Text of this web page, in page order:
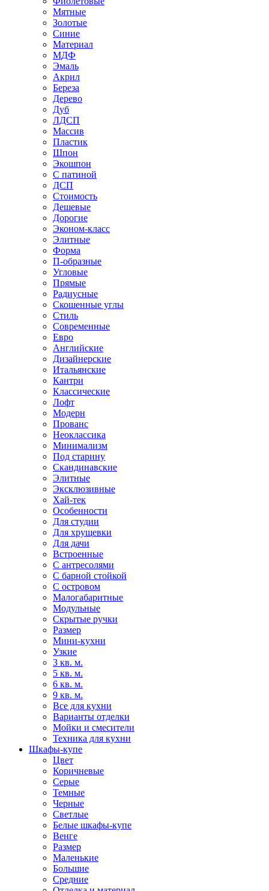
Мятные
Золотые
Синие
Материал
МДФ
Эмаль
Акрил
Береза
Дерево
Дуб
ЛДСП
Массив
Пластик
Шпон
Экошпон
С патиной
ДСП
Стоимость
Дешевые
Дорогие
Эконом-класс
Элитные
Форма
П-образные
Угловые
Прямые
Радиусные
Скошенные углы
Стиль
Современные
Евро
Английские
Дизайнерские
Итальянские
Кантри
Классические
Лофт
Модерн
Прованс
Неоклассика
Минимализм
Под старину
Скандинавские
Элитные
Эксклюзивные
Хай-тек
Особенности
Для студии
Для хрущевки
Для дачи
Встроенные
С антресолями
С барной стойкой
С островом
Малогабаритные
Модульные
Скрытые ручки
Размер
Мини-кухни
Узкие
3 кв. м.
5 кв. м.
6 кв. м.
9 кв. м.
Все для кухни
Варианты отделки
Мойки и смесители
Техника для кухни
Шкафы-купе
Цвет
Коричневые
Серые
Темные
Черные
Светлые
Белые шкафы-купе
Венге
Размер
Маленькие
Большие
Средние